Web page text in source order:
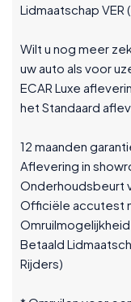
Lidmaatschap VER
Wilt u nog meer
uw auto als voor
ECAR Luxe
het Standaard
12 maanden
Aflevering in
Onderhoudsbeurt
Officiële accutest
Betaald
Rijders)